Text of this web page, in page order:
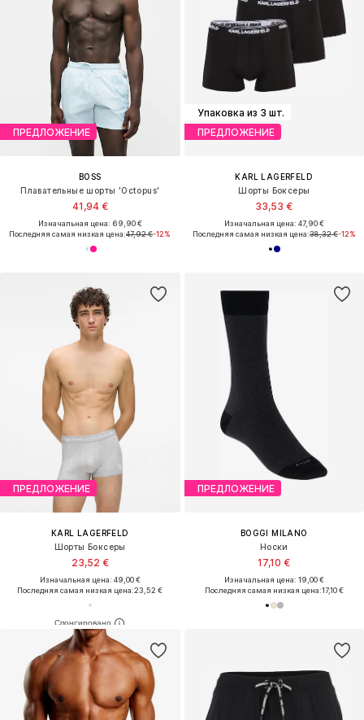
ПРЕДЛОЖЕНИЕ
BOSS
Плавательные шорты 'Octopus'
41,94 €
Изначальная цена: 69,90 €
Последняя самая низкая цена:47,92 €-12%
Упаковка из 3 шт.
ПРЕДЛОЖЕНИЕ
KARL LAGERFELD
Шорты Боксеры
33,53 €
Изначальная цена: 47,90 €
Последняя самая низкая цена:38,32 €-12%
ПРЕДЛОЖЕНИЕ
KARL LAGERFELD
Шорты Боксеры
23,52 €
Изначальная цена: 49,00 €
Последняя самая низкая цена:23,52 €
ПРЕДЛОЖЕНИЕ
BOGGI MILANO
Носки
17,10 €
Изначальная цена: 19,00 €
Последняя самая низкая цена:17,10 €